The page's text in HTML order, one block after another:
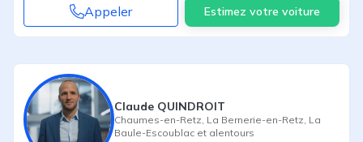
Appeler Estimez votre voiture
Claude QUINDROIT
Chaumes-en-Retz La Bernerie-en-Retz La
Baule-Escoublac et alentours